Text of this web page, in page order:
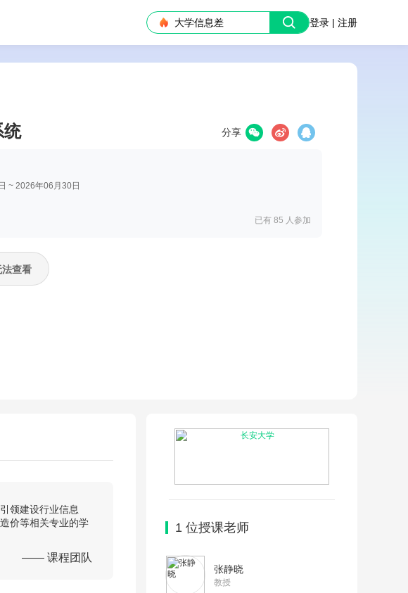
大学信息差 登录 | 注册
统 分享
~ 2026年06月30日
已有 85 人参加
查看
领建设行业信息
价等相关专业的学
—— 课程团队
1 位授课老师
张静晓
教授